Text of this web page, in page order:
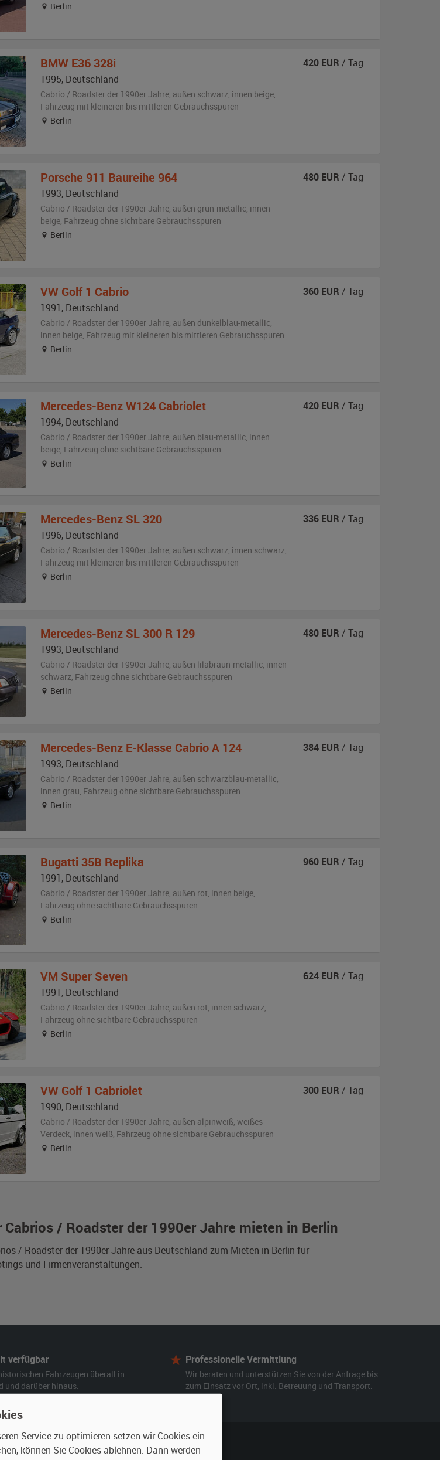
Cabrios / Roadster der 1990er Jahre mieten in Berlin
/ Roadster der 1990er Jahre aus Deutschland zum Mieten in Berlin für
und Firmenveranstaltungen.
Berlin
BMW E36 328i
1995, Deutschland
Cabrio / Roadster der 1990er Jahre, außen schwarz, innen beige,
Fahrzeug mit kleineren bis mittleren Gebrauchsspuren
Berlin
420 EUR / Tag
Porsche 911 Baureihe 964
1993, Deutschland
Cabrio / Roadster der 1990er Jahre, außen grün-metallic, innen
beige, Fahrzeug ohne sichtbare Gebrauchsspuren
Berlin
480 EUR / Tag
VW Golf 1 Cabrio
1991, Deutschland
Cabrio / Roadster der 1990er Jahre, außen dunkelblau-metallic,
innen beige, Fahrzeug mit kleineren bis mittleren Gebrauchsspuren
Berlin
360 EUR / Tag
Mercedes-Benz W124 Cabriolet
1994, Deutschland
Cabrio / Roadster der 1990er Jahre, außen blau-metallic, innen
beige, Fahrzeug ohne sichtbare Gebrauchsspuren
Berlin
420 EUR / Tag
Mercedes-Benz SL 320
1996, Deutschland
Cabrio / Roadster der 1990er Jahre, außen schwarz, innen schwarz,
Fahrzeug mit kleineren bis mittleren Gebrauchsspuren
Berlin
336 EUR / Tag
Mercedes-Benz SL 300 R 129
1993, Deutschland
Cabrio / Roadster der 1990er Jahre, außen lilabraun-metallic, innen
schwarz, Fahrzeug ohne sichtbare Gebrauchsspuren
Berlin
480 EUR / Tag
Mercedes-Benz E-Klasse Cabrio A 124
1993, Deutschland
Cabrio / Roadster der 1990er Jahre, außen schwarzblau-metallic,
innen grau, Fahrzeug ohne sichtbare Gebrauchsspuren
Berlin
384 EUR / Tag
Bugatti 35B Replika
1991, Deutschland
Cabrio / Roadster der 1990er Jahre, außen rot, innen beige,
Fahrzeug ohne sichtbare Gebrauchsspuren
Berlin
960 EUR / Tag
VM Super Seven
1991, Deutschland
Cabrio / Roadster der 1990er Jahre, außen rot, innen schwarz,
Fahrzeug ohne sichtbare Gebrauchsspuren
Berlin
624 EUR / Tag
VW Golf 1 Cabriolet
1990, Deutschland
Cabrio / Roadster der 1990er Jahre, außen alpinweiß, weißes
Verdeck, innen weiß, Fahrzeug ohne sichtbare Gebrauchsspuren
Berlin
300 EUR / Tag
verfügbar
Fahrzeugen überall in
und darüber hinaus.
Professionelle Vermittlung
Wir beraten und unterstützen Sie von der Anfrage bis
zum Einsatz vor Ort, inkl. Betreuung und Transport.
Service zu optimieren setzen wir Cookies ein.
können Sie Cookies ablehnen. Dann werden